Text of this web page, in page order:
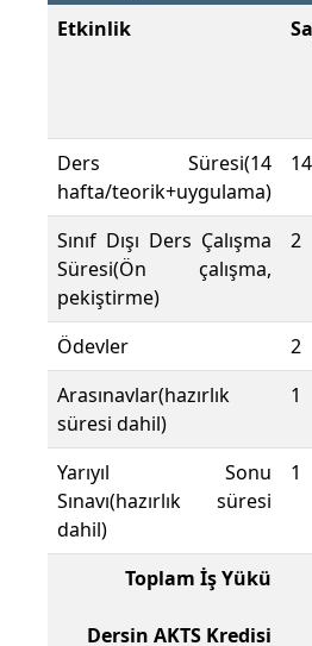
Etkinlik
Ders Süresi(14
hafta/teorik+uygulama)
14
Sınıf Dışı Ders Çalışma
Süresi(Ön çalışma,
pekiştirme)
2
Ödevler 2
Arasınavlar(hazırlık
süresi dahil)
1
Yarıyıl Sonu
Sınavı(hazırlık süresi
dahil)
1
Toplam İş Yükü
Dersin AKTS Kredisi